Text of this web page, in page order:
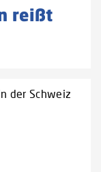
reißt
der Schweiz